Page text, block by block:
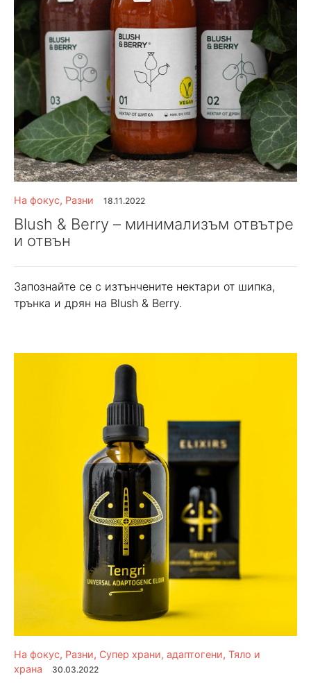
На фокус, Разни 18.11.2022
Blush & Berry – минимализъм отвътре
и отвън
Запознайте се с изтънчените нектари от шипка,
трънка и дрян на Blush & Berry.
На фокус, Разни, Супер храни, адаптогени, Тяло и
храна
30.03.2022